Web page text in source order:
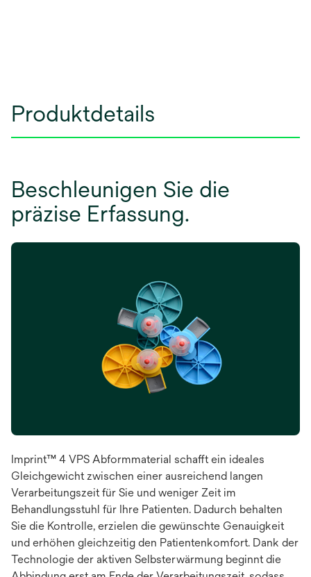
Produktdetails
Beschleunigen Sie die
präzise Erfassung.
Imprint™ 4 VPS Abformmaterial schafft ein ideales
Gleichgewicht zwischen einer ausreichend langen
Verarbeitungszeit für Sie und weniger Zeit im
Behandlungsstuhl für Ihre Patienten. Dadurch behalten
Sie die Kontrolle, erzielen die gewünschte Genauigkeit
und erhöhen gleichzeitig den Patientenkomfort. Dank der
Technologie der aktiven Selbsterwärmung beginnt die